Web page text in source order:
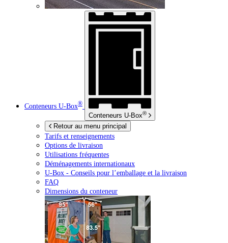
Conteneurs U-Box®
Conteneurs U-Box®
Retour au menu principal
Tarifs et renseignements
Options de livraison
Utilisations fréquentes
Déménagements internationaux
U-Box - Conseils pour l’emballage et la livraison
FAQ
Dimensions du conteneur